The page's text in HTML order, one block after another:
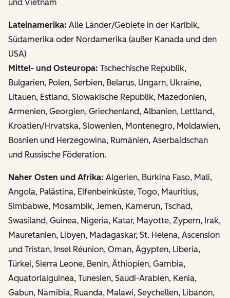
und Vietnam
Lateinamerika: Alle Länder/Gebiete in der Karibik,
Südamerika oder Nordamerika (außer Kanada und den
USA)
Mittel- und Osteuropa: Tschechische Republik,
Bulgarien, Polen, Serbien, Belarus, Ungarn, Ukraine,
Litauen, Estland, Slowakische Republik, Mazedonien,
Armenien, Georgien, Griechenland, Albanien, Lettland,
Kroatien/Hrvatska, Slowenien, Montenegro, Moldawien,
Bosnien und Herzegowina, Rumänien, Aserbaidschan
und Russische Föderation.
Naher Osten und Afrika: Algerien, Burkina Faso, Mali,
Angola, Palästina, Elfenbeinküste, Togo, Mauritius,
Simbabwe, Mosambik, Jemen, Kamerun, Tschad,
Swasiland, Guinea, Nigeria, Katar, Mayotte, Zypern, Irak,
Mauretanien, Libyen, Madagaskar, St. Helena, Ascension
und Tristan, Insel Réunion, Oman, Ägypten, Liberia,
Türkei, Sierra Leone, Benin, Äthiopien, Gambia,
Äquatorialguinea, Tunesien, Saudi-Arabien, Kenia,
Gabun, Namibia, Ruanda, Malawi, Seychellen, Libanon,